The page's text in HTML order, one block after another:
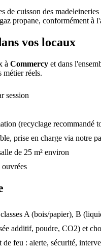
de cuisson des
propane, conformément
vos locaux
à Commercy et dans
métier réels.
session
(recyclage recommandé
prise en charge via notre
de 25 m² environ
ouvrées
A (bois/papier), B
additif, poudre, CO2) et
feu : alerte, sécurité,